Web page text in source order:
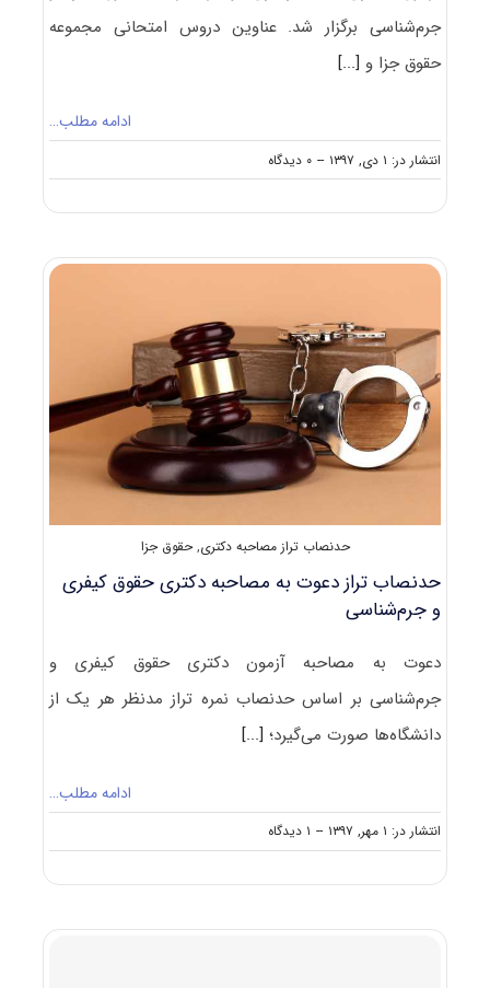
جرم‌شناسی برگزار شد. عناوین دروس امتحانی مجموعه
حقوق جزا و [...]
ادامه مطلب…
انتشار در: ۱ دی, ۱۳۹۷ -- ۰ دیدگاه
on
دانلود
۹۸
و
جرم‌شناسی
کد
۲۱۵۵
حدنصاب تراز مصاحبه دکتری,حقوق جزا
حدنصاب تراز دعوت به مصاحبه دکتری حقوق کیفری
و جرم‌شناسی
دعوت به مصاحبه آزمون دکتری حقوق کیفری و
جرم‌شناسی بر اساس حدنصاب نمره تراز مدنظر هر یک از
دانشگاه‌ها صورت می‌گیرد؛[...]
ادامه مطلب…
انتشار در: ۱ مهر, ۱۳۹۷ -- ۱ دیدگاه
on
حدنصاب
مصاحبه